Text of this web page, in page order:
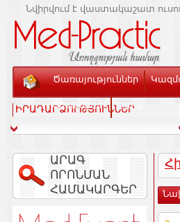
Նվիրվում է վաստակաշատ
Ծառայություններ
Տեսասրահ Կապ
ԻՐԱԴԱՐՁՈՒԹՅՈՒՆՆԵՐ
ԱՐԱԳ
ՈՐՈՆՄԱՆ
ՀԱՄԱԿԱՐԳԵՐ